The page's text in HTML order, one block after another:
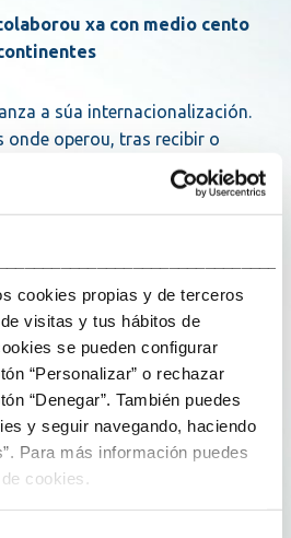
cookies propias y de terceros
visitas y tus hábitos de
se pueden configurar
“Personalizar” o rechazar
“Denegar”. También puedes
y seguir navegando, haciendo
Para más información puedes
cookies.
xa con medio cento
a súa internacionalización.
onde operou, tras recibir o
de analizar a viabilidade
de gas natural nun punto
balde, por primeira vez na
Alemaña, Croacia, España,
Polonia e Portugal, en
Nixeria, Senegal, Serra Leona e
Filipinas, Hong Kong,
Paquistán, Timor Oriental e
Canadá, Chile, Colombia,
en América. Ata a data,